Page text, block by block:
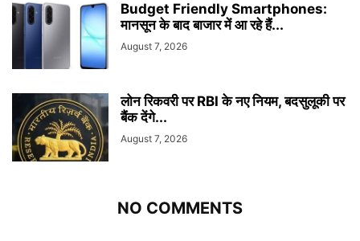
Budget Friendly Smartphones:
मानसून के बाद बाजार में आ रहे हैं...
August 7, 2026
लोन रिकवरी पर RBI के नए नियम, बदसुलूकी पर
बैंक देंगे...
August 7, 2026
NO COMMENTS